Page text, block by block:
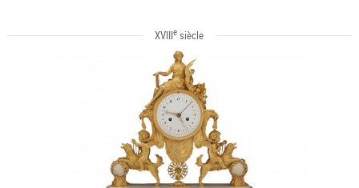
XVIIIe siècle